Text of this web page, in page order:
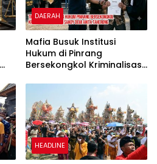
DAERAH
Mafia Busuk Institusi
Hukum di Pinrang
Bersekongkol Kriminalisasi
HEADLINE